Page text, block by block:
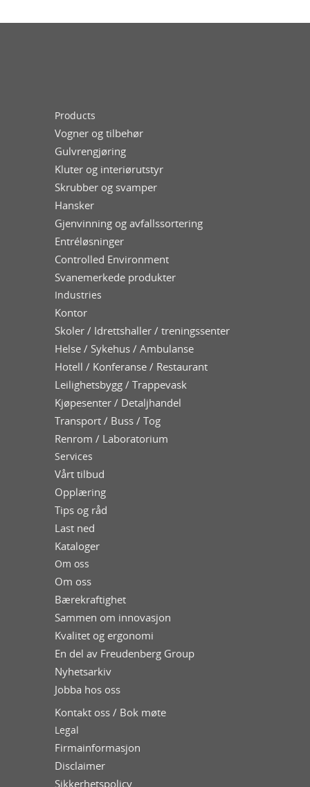
Products
Vogner og tilbehør
Gulvrengjøring
Kluter og interiørutstyr
Skrubber og svamper
Hansker
Gjenvinning og avfallssortering
Entréløsninger
Controlled Environment
Svanemerkede produkter
Industries
Kontor
Skoler / Idrettshaller / treningssenter
Helse / Sykehus / Ambulanse
Hotell / Konferanse / Restaurant
Leilighetsbygg / Trappevask
Kjøpesenter / Detaljhandel
Transport / Buss / Tog
Renrom / Laboratorium
Services
Vårt tilbud
Opplæring
Tips og råd
Last ned
Kataloger
Om oss
Om oss
Bærekraftighet
Sammen om innovasjon
Kvalitet og ergonomi
En del av Freudenberg Group
Nyhetsarkiv
Jobba hos oss
Kontakt oss / Bok møte
Legal
Firmainformasjon
Disclaimer
Sikkerhetspolicy